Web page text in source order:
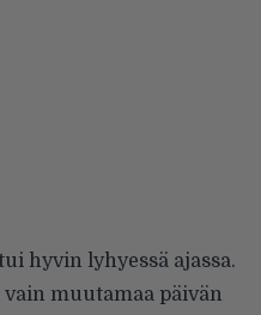
hyvin lyhyessä ajassa.
muutamaa päivän